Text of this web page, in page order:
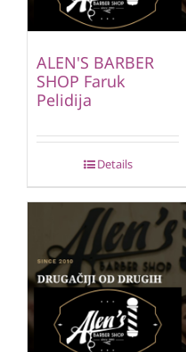
ALEN'S BARBER
SHOP Faruk
Pelidija
Details